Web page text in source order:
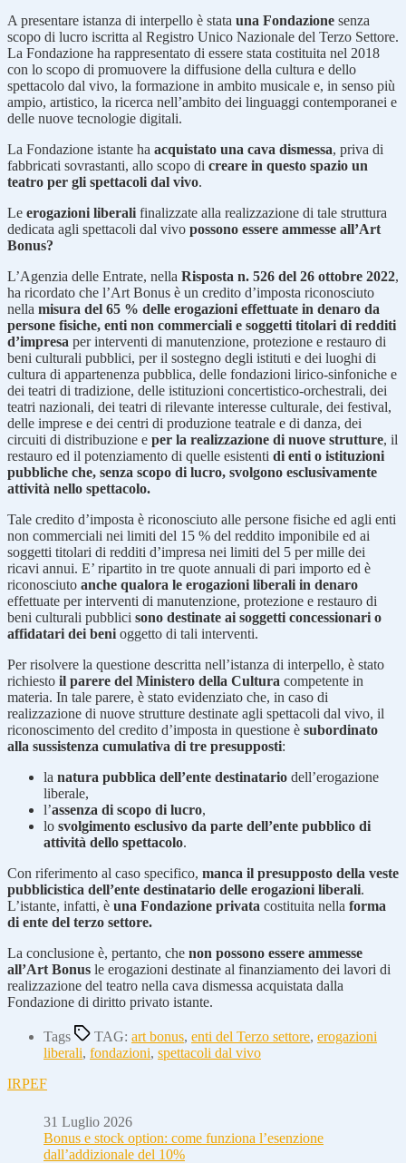
A presentare istanza di interpello è stata una Fondazione senza
scopo di lucro iscritta al Registro Unico Nazionale del Terzo Settore.
La Fondazione ha rappresentato di essere stata costituita nel 2018
con lo scopo di promuovere la diffusione della cultura e dello
spettacolo dal vivo, la formazione in ambito musicale e, in senso più
ampio, artistico, la ricerca nell’ambito dei linguaggi contemporanei e
delle nuove tecnologie digitali.
La Fondazione istante ha acquistato una cava dismessa, priva di
fabbricati sovrastanti, allo scopo di creare in questo spazio un
teatro per gli spettacoli dal vivo.
Le erogazioni liberali finalizzate alla realizzazione di tale struttura
dedicata agli spettacoli dal vivo possono essere ammesse all’Art
Bonus?
L’Agenzia delle Entrate, nella Risposta n. 526 del 26 ottobre 2022,
ha ricordato che l’Art Bonus è un credito d’imposta riconosciuto
nella misura del 65 % delle erogazioni effettuate in denaro da
persone fisiche, enti non commerciali e soggetti titolari di redditi
d’impresa per interventi di manutenzione, protezione e restauro di
beni culturali pubblici, per il sostegno degli istituti e dei luoghi di
cultura di appartenenza pubblica, delle fondazioni lirico-sinfoniche e
dei teatri di tradizione, delle istituzioni concertistico-orchestrali, dei
teatri nazionali, dei teatri di rilevante interesse culturale, dei festival,
delle imprese e dei centri di produzione teatrale e di danza, dei
circuiti di distribuzione e per la realizzazione di nuove strutture, il
restauro ed il potenziamento di quelle esistenti di enti o istituzioni
pubbliche che, senza scopo di lucro, svolgono esclusivamente
attività nello spettacolo.
Tale credito d’imposta è riconosciuto alle persone fisiche ed agli enti
non commerciali nei limiti del 15 % del reddito imponibile ed ai
soggetti titolari di redditi d’impresa nei limiti del 5 per mille dei
ricavi annui. E’ ripartito in tre quote annuali di pari importo ed è
riconosciuto anche qualora le erogazioni liberali in denaro
effettuate per interventi di manutenzione, protezione e restauro di
beni culturali pubblici sono destinate ai soggetti concessionari o
affidatari dei beni oggetto di tali interventi.
Per risolvere la questione descritta nell’istanza di interpello, è stato
richiesto il parere del Ministero della Cultura competente in
materia. In tale parere, è stato evidenziato che, in caso di
realizzazione di nuove strutture destinate agli spettacoli dal vivo, il
riconoscimento del credito d’imposta in questione è subordinato
alla sussistenza cumulativa di tre presupposti:
la natura pubblica dell’ente destinatario dell’erogazione
liberale,
l’assenza di scopo di lucro,
lo svolgimento esclusivo da parte dell’ente pubblico di
attività dello spettacolo.
Con riferimento al caso specifico, manca il presupposto della veste
pubblicistica dell’ente destinatario delle erogazioni liberali.
L’istante, infatti, è una Fondazione privata costituita nella forma
di ente del terzo settore.
La conclusione è, pertanto, che non possono essere ammesse
all’Art Bonus le erogazioni destinate al finanziamento dei lavori di
realizzazione del teatro nella cava dismessa acquistata dalla
Fondazione di diritto privato istante.
Tags TAG: art bonus, enti del Terzo settore, erogazioni
liberali, fondazioni, spettacoli dal vivo
IRPEF
31 Luglio 2026
Bonus e stock option: come funziona l’esenzione
dall’addizionale del 10%